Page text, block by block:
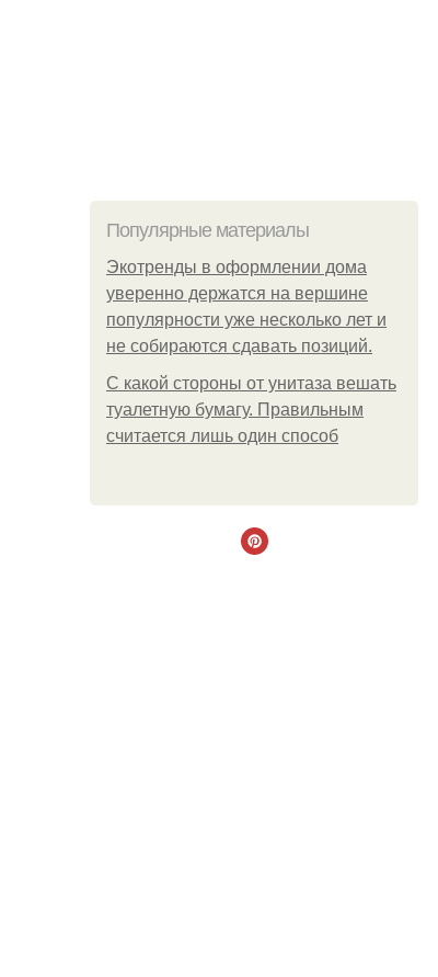
Популярные материалы
Экотренды в оформлении дома
уверенно держатся на вершине
популярности уже несколько лет и
не собираются сдавать позиций.
С какой стороны от унитаза вешать
туалетную бумагу. Правильным
считается лишь один способ